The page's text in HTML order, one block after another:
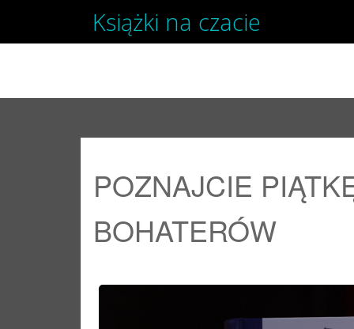
Książki na czacie
POZNAJCIE
BOHATERÓW